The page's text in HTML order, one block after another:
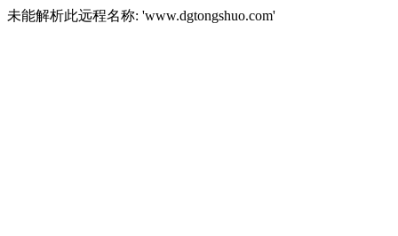
未能解析此远程名称: 'www.dgtongshuo.com'